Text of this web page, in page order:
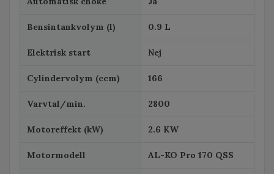
Bensintankvolym (l) 0.9 L
Elektrisk start Nej
Cylindervolym (ccm) 166
Varvtal/min. 2800
Motoreffekt (kW) 2.6 KW
Motormodell AL-KO Pro 170 QSS